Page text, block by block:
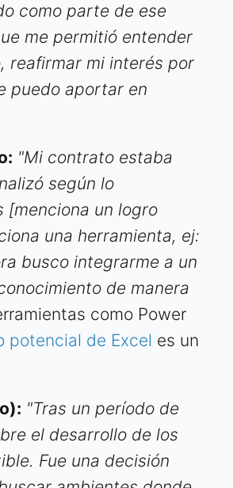
como parte de ese
me permitió entender
reafirmar mi interés por
puedo aportar en
"Mi contrato estaba
según lo
[menciona un logro
una herramienta, ej:
busco integrarme a un
de manera
como Power
potencial de Excel es un
"Tras un período de
el desarrollo de los
Fue una decisión